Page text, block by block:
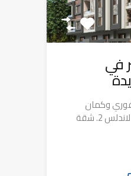
متر في
فوري وكمان
لوكيشن مميز يبقى الاندلس 2. شقة